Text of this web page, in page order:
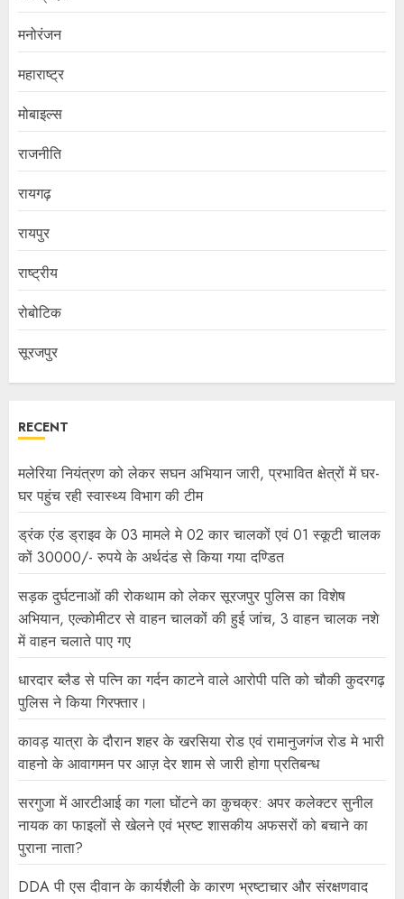
मनोरंजन
महाराष्ट्र
मोबाइल्स
राजनीति
रायगढ़
रायपुर
राष्ट्रीय
रोबोटिक
सूरजपुर
RECENT
मलेरिया नियंत्रण को लेकर सघन अभियान जारी, प्रभावित क्षेत्रों में घर-
घर पहुंच रही स्वास्थ्य विभाग की टीम
ड्रंक एंड ड्राइव के 03 मामले मे 02 कार चालकों एवं 01 स्कूटी चालक
कों 30000/- रुपये के अर्थदंड से किया गया दण्डित
सड़क दुर्घटनाओं की रोकथाम को लेकर सूरजपुर पुलिस का विशेष
अभियान, एल्कोमीटर से वाहन चालकों की हुई जांच, 3 वाहन चालक नशे
में वाहन चलाते पाए गए
धारदार ब्लैड से पत्नि का गर्दन काटने वाले आरोपी पति को चौकी कुदरगढ़
पुलिस ने किया गिरफ्तार।
कावड़ यात्रा के दौरान शहर के खरसिया रोड एवं रामानुजगंज रोड मे भारी
वाहनो के आवागमन पर आज़ देर शाम से जारी होगा प्रतिबन्ध
सरगुजा में आरटीआई का गला घोंटने का कुचक्र: अपर कलेक्टर सुनील
नायक का फाइलों से खेलने एवं भ्रष्ट शासकीय अफसरों को बचाने का
पुराना नाता?
DDA पी एस दीवान के कार्यशैली के कारण भ्रष्टाचार और संरक्षणवाद